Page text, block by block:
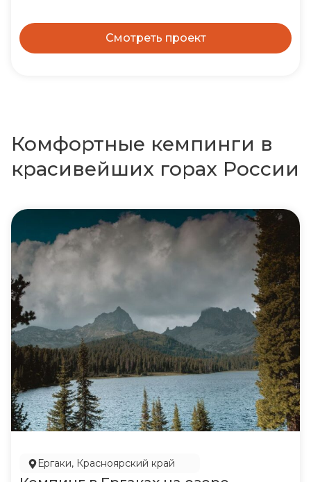
Смотреть проект
Комфортные кемпинги в
красивейших горах России
Ергаки, Красноярский край